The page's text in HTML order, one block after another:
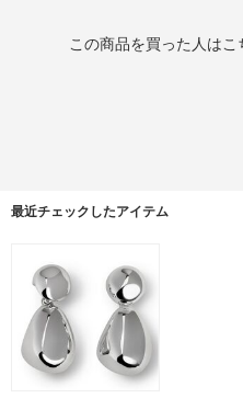
この商品を買った人は
最近チェックしたアイテム